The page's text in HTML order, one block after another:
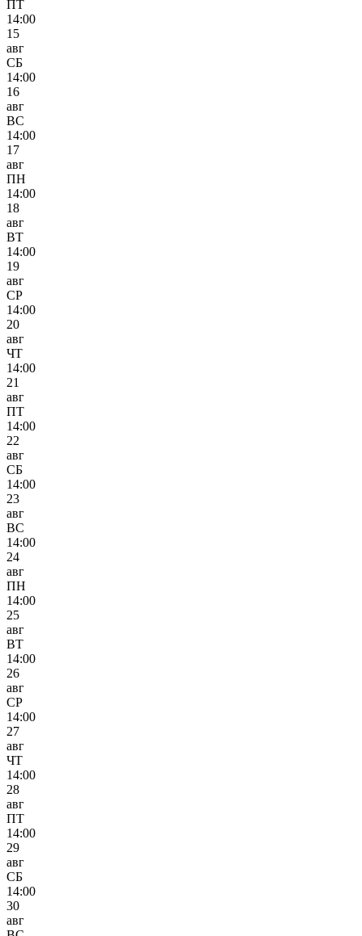
ПТ
14:00
15
авг
СБ
14:00
16
авг
ВС
14:00
17
авг
ПН
14:00
18
авг
ВТ
14:00
19
авг
СР
14:00
20
авг
ЧТ
14:00
21
авг
ПТ
14:00
22
авг
СБ
14:00
23
авг
ВС
14:00
24
авг
ПН
14:00
25
авг
ВТ
14:00
26
авг
СР
14:00
27
авг
ЧТ
14:00
28
авг
ПТ
14:00
29
авг
СБ
14:00
30
авг